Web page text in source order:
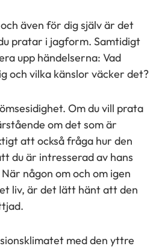
även för dig själv är det
pratar i jagform. Samtidigt
upp händelserna: Vad
och vilka känslor väcker det?
Om du vill prata
om det som är
att också fråga hur den
du är intresserad av hans
någon om och om igen
liv, är det lätt hänt att den
med den yttre